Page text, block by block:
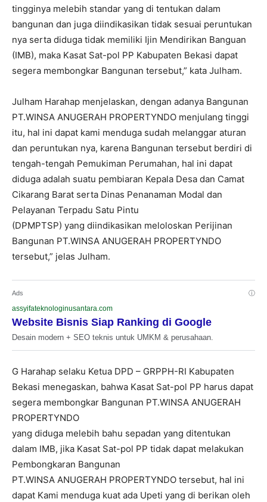
tingginya melebih standar yang di tentukan dalam
bangunan dan juga diindikasikan tidak sesuai peruntukan
nya serta diduga tidak memiliki Ijin Mendirikan Banguan
(IMB), maka Kasat Sat-pol PP Kabupaten Bekasi dapat
segera membongkar Bangunan tersebut,” kata Julham.
Julham Harahap menjelaskan, dengan adanya Bangunan
PT.WINSA ANUGERAH PROPERTYNDO menjulang tinggi
itu, hal ini dapat kami menduga sudah melanggar aturan
dan peruntukan nya, karena Bangunan tersebut berdiri di
tengah-tengah Pemukiman Perumahan, hal ini dapat
diduga adalah suatu pembiaran Kepala Desa dan Camat
Cikarang Barat serta Dinas Penanaman Modal dan
Pelayanan Terpadu Satu Pintu
(DPMPTSP) yang diindikasikan meloloskan Perijinan
Bangunan PT.WINSA ANUGERAH PROPERTYNDO
tersebut,” jelas Julham.
Ads ⓘ
assyifateknologinusantara.com
Website Bisnis Siap Ranking di Google
Desain modern + SEO teknis untuk UMKM & perusahaan.
G Harahap selaku Ketua DPD – GRPPH-RI Kabupaten
Bekasi menegaskan, bahwa Kasat Sat-pol PP harus dapat
segera membongkar Bangunan PT.WINSA ANUGERAH
PROPERTYNDO
yang diduga melebih bahu sepadan yang ditentukan
dalam IMB, jika Kasat Sat-pol PP tidak dapat melakukan
Pembongkaran Bangunan
PT.WINSA ANUGERAH PROPERTYNDO tersebut, hal ini
dapat Kami menduga kuat ada Upeti yang di berikan oleh